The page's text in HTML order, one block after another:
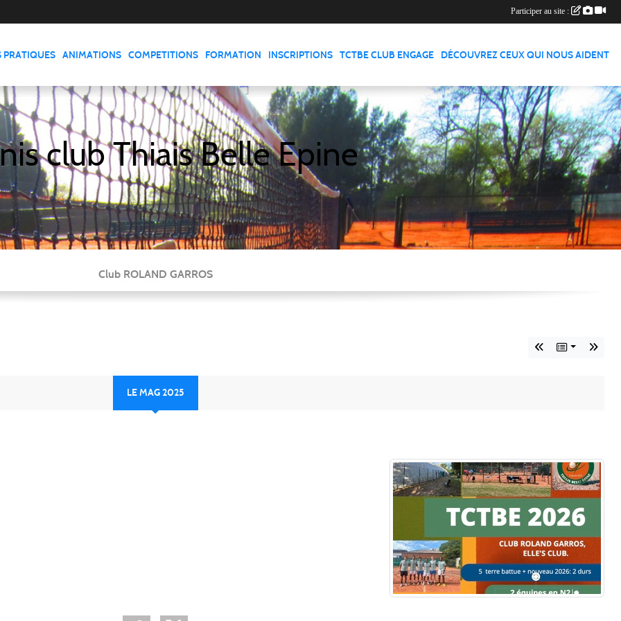
PRATIQUES ANIMATIONS COMPETITIONS FORMATION INSCRIPTIONS TCTBE CLUB ENGAGE DÉCOUVREZ CEUX QUI NOUS AIDENT
club Thiais Belle Epine
Club ROLAND GARROS
LE MAG 2025
Participer au site :